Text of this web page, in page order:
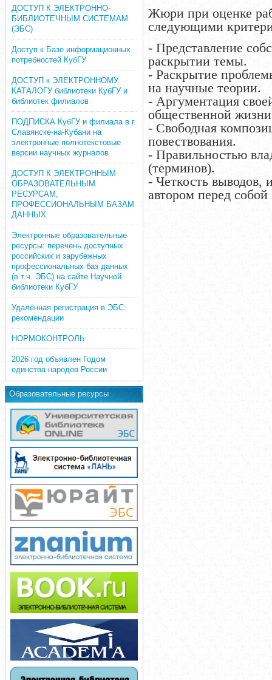
ДОСТУП К ЭЛЕКТРОННО-
БИБЛИОТЕЧНЫМ СИСТЕМАМ
(ЭБС)
Доступ к Базе информационных
потребностей КубГУ
ДОСТУП к ЭЛЕКТРОННОМУ
КАТАЛОГУ библиотеки КубГУ и
библиотек филиалов
ПОДПИСКА КубГУ и филиала в г.
Славянске-на-Кубани на
электронные полнотекстовые
версии научных журналов
ДОСТУП К ЭЛЕКТРОННЫМ
ОБРАЗОВАТЕЛЬНЫМ
РЕСУРСАМ,
ПРОФЕССИОНАЛЬНЫМ БАЗАМ
ДАННЫХ
Электронные образовательные
ресурсы: перечень доступных
российских и зарубежных
профессиональных баз данных
(в т.ч. ЭБС) на сайте Научной
библиотеки КубГУ
Удалённая регистрация в ЭБС:
рекомендации
НОРМОКОНТРОЛЬ
2026 год объявлен Годом
единства народов России
Образовательные ресурсы
Жюри при оценке
следующими
- Представление
раскрытии темы.
- Раскрытие
на научные теории.
- Аргументация
общественной
- Свободная
повествования.
- Правильностью
(терминов).
- Четкость выводов,
автором перед собой